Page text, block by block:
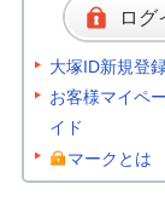
ログ
大塚ID新規登
お客様マイペ
イド
マークとは